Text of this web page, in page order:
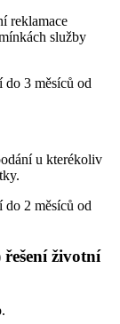
reklamace
služby
3 měsíců od
u kterékoliv
2 měsíců od
životní